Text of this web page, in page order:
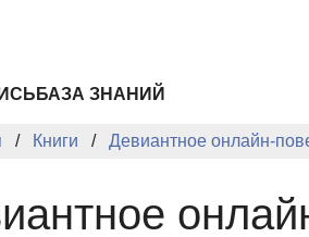
БАЗА ЗНАНИЙ
Книги Девиантное онлайн-